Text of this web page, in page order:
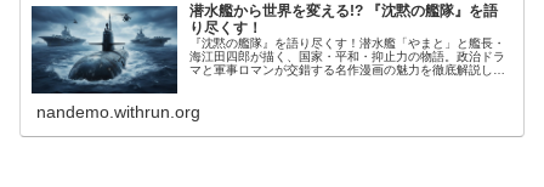
潜水艦から世界を変える!? 『沈黙の艦隊』を語
り尽くす！
『沈黙の艦隊』を語り尽くす！潜水艦「やまと」と艦長・
海江田四郎が描く、国家・平和・抑止力の物語。政治ドラ
マと軍事ロマンが交錯する名作漫画の魅力を徹底解説しま
nandemo.withrun.org